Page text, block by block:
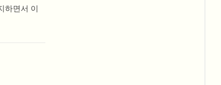
하면서 이